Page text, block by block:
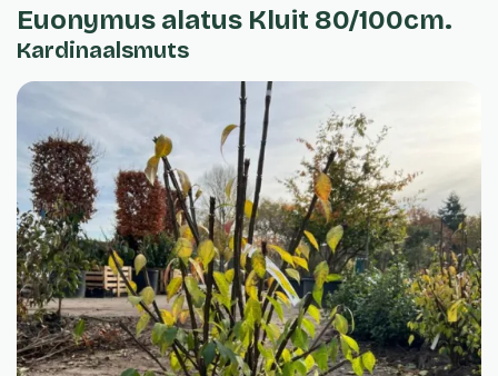
Euonymus alatus Kluit 80/100cm.
Kardinaalsmuts